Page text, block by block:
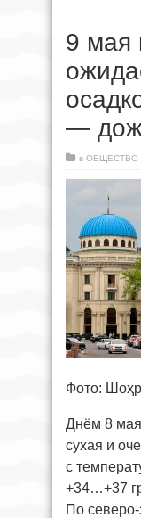
9 мая
—
в ОБЩЕСТВО
Фото:
Днём 8 мая
сухая и
с
+34…+37
По